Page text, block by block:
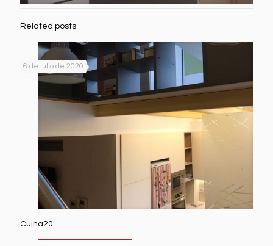
Related posts
6 de julio de 2020
Cuina20